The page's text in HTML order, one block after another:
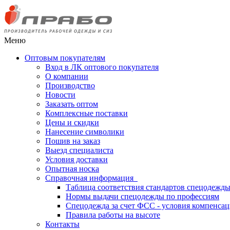
Меню
Оптовым покупателям
Вход в ЛК оптового покупателя
О компании
Производство
Новости
Заказать оптом
Комплексные поставки
Цены и скидки
Нанесение символики
Пошив на заказ
Выезд специалиста
Условия доставки
Опытная носка
Справочная информация
Таблица соответствия стандартов спецодежды
Нормы выдачи спецодежды по профессиям
Спецодежда за счет ФСС - условия
Правила работы на высоте
Контакты